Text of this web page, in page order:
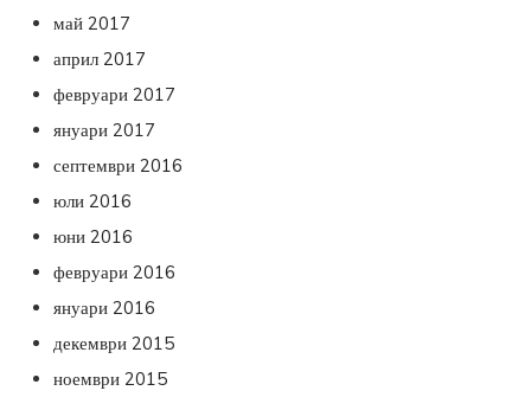
май 2017
април 2017
февруари 2017
януари 2017
септември 2016
юли 2016
юни 2016
февруари 2016
януари 2016
декември 2015
ноември 2015